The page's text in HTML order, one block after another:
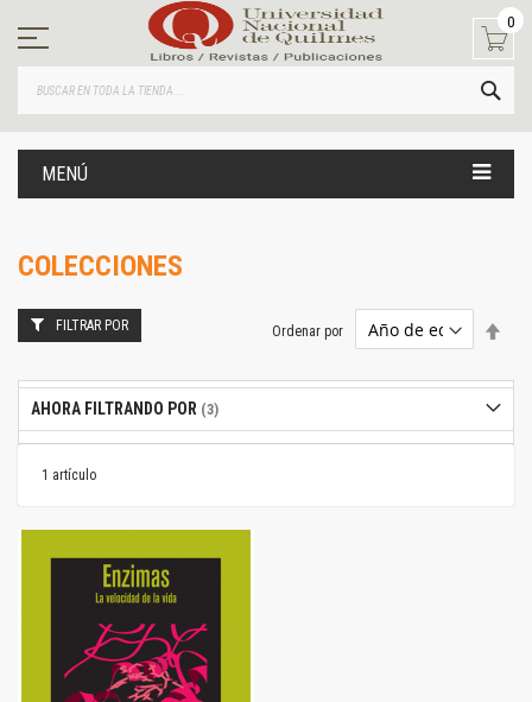
contenido
0
MENÚ
COLECCIONES
1 artículo
Ordenar por
FILTRAR POR
AHORA FILTRANDO POR